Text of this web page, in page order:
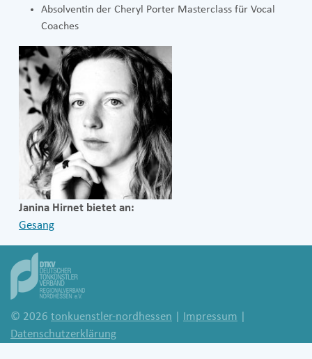
Absolventin der Cheryl Porter Masterclass für Vocal
Coaches
Janina Hirnet bietet an:
Gesang
© 2026 tonkuenstler-nordhessen Impressum
Datenschutzerklärung